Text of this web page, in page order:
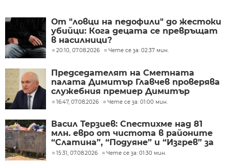
От "ловци на педофили" до жестоки
убийци: Кога децата се превръщат
в насилници?
20:10, 07.08.2026 Чете се за: 02:37 мин.
Председателят на Сметната
палата Димитър Главчев проверява
служебния премиер Димитър
Главчев?
16:47, 07.08.2026 Чете се за: 01:00 мин.
Васил Терзиев: Спестихме над 81
млн. евро от чистота в районите
“Слатина”, “Подуяне” и “Изгрев” за
следващите 5 години
15:31, 07.08.2026 Чете се за: 01:30 мин.